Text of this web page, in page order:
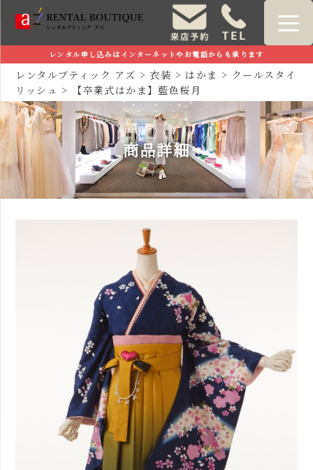
レンタル申し込みはインターネットやお電話からも承ります
レンタルブティック アズ >衣装 > はかま > クールスタイ
リッシュ > 【卒業式はかま】藍色桜月
商品詳細